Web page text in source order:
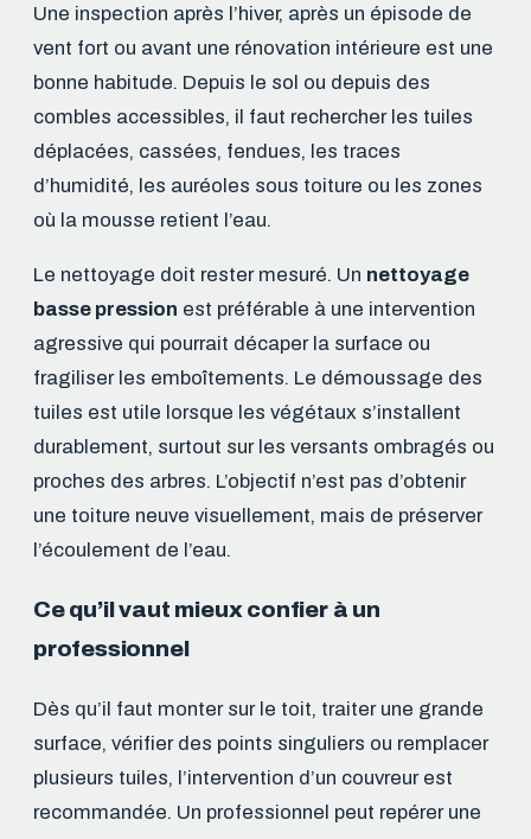
Une inspection après l’hiver, après un épisode de
vent fort ou avant une rénovation intérieure est une
bonne habitude. Depuis le sol ou depuis des
combles accessibles, il faut rechercher les tuiles
déplacées, cassées, fendues, les traces
d’humidité, les auréoles sous toiture ou les zones
où la mousse retient l’eau.
Le nettoyage doit rester mesuré. Un nettoyage
basse pression est préférable à une intervention
agressive qui pourrait décaper la surface ou
fragiliser les emboîtements. Le démoussage des
tuiles est utile lorsque les végétaux s’installent
durablement, surtout sur les versants ombragés ou
proches des arbres. L’objectif n’est pas d’obtenir
une toiture neuve visuellement, mais de préserver
l’écoulement de l’eau.
Ce qu’il vaut mieux confier à un
professionnel
Dès qu’il faut monter sur le toit, traiter une grande
surface, vérifier des points singuliers ou remplacer
plusieurs tuiles, l’intervention d’un couvreur est
recommandée. Un professionnel peut repérer une